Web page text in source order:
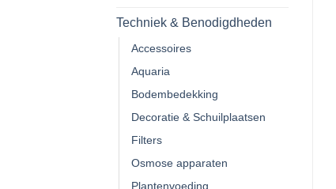
Techniek & Benodigdheden
Accessoires
Aquaria
Bodembedekking
Decoratie & Schuilplaatsen
Filters
Osmose apparaten
Plantenvoeding